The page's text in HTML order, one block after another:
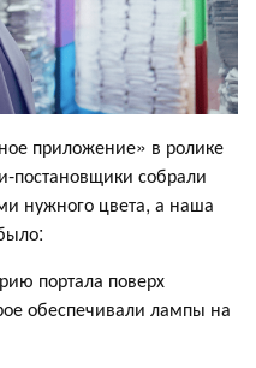
приложение» в ролике
собрали
нужного цвета, а наша
портала поверх
обеспечивали лампы на